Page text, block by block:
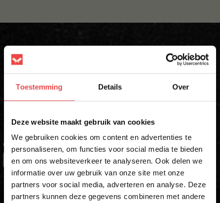
Toestemming Details Over
Deze website maakt gebruik van cookies
We gebruiken cookies om content en advertenties te
personaliseren, om functies voor social media te bieden
en om ons websiteverkeer te analyseren. Ook delen we
informatie over uw gebruik van onze site met onze
partners voor social media, adverteren en analyse. Deze
partners kunnen deze gegevens combineren met andere
10% korting op je
eerste bestelling*
Schrijf je in voor onze nieuwsbrief en ontvang direct
10% korting op jouw eerste bestelling.
Krijg direct 10% korting op je eerste
bestelling
VOORNAAM*
ACHTERNAAM